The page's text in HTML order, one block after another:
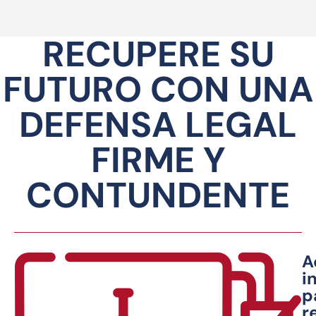
RECUPERE SU
FUTURO CON UNA
DEFENSA LEGAL
FIRME Y
CONTUNDENTE